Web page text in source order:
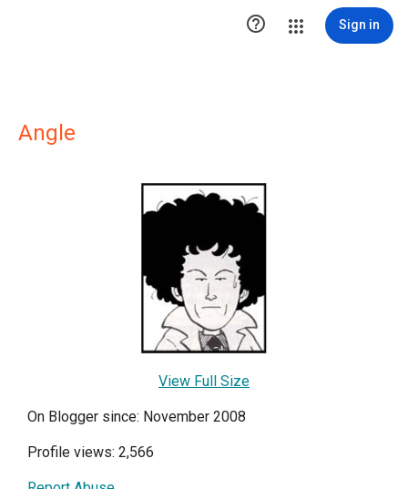
 Sign in
Angle
View Full Size
On Blogger since: November 2008
Profile views: 2,566